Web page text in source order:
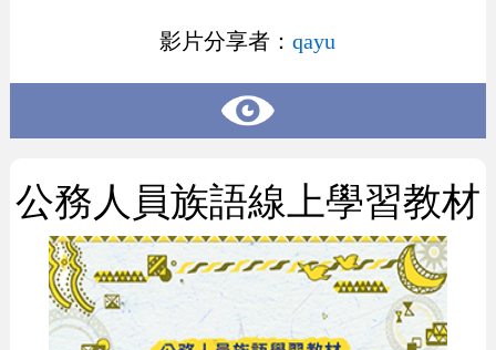
影片分享者：qayu
公務人員族語線上學習教材